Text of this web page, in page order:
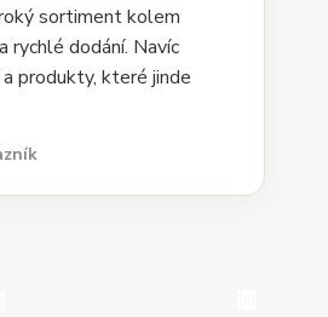
sortiment kolem
rychlé dodání. Navíc
produkty, které jinde